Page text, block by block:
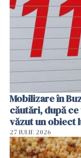
Mobilizare în
căutări, după ce
văzut un obiect
27 IULIE 2026